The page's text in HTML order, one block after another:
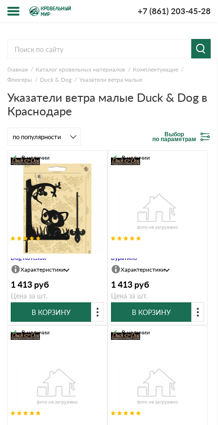
+7 (861) 203-45-28
компании
и оплата
ответы
Главная Каталог кровельных материалов
Комплектующие
Флюгеры
Duck & Dog Указатели ветра малые
Указатели ветра малые Duck & Dog в
Краснодаре
Выбор
по параметрам
Указатель ветра малый Duck &
Dog Котенок
В наличии
Характеристики
1 413 руб
Цена за шт.
В КОРЗИНУ
Буратино
В наличии
Характеристики
1 413 руб
Цена за шт.
В КОРЗИНУ
В наличии В наличии